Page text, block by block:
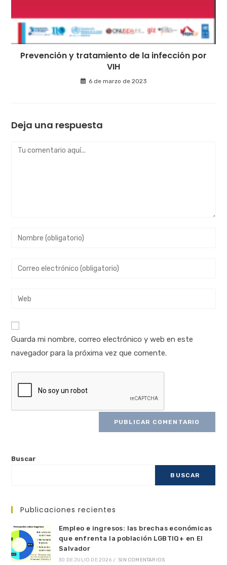
Prevención y tratamiento de la infección por
VIH
6 de marzo de 2023
Deja una respuesta
Guarda mi nombre, correo electrónico y web en este
navegador para la próxima vez que comente.
Buscar
BUSCAR
Publicaciones recientes
Empleo e ingresos: las brechas económicas
que enfrenta la población LGBTIQ+ en El
Salvador
30 DE JULIO DE 2026 / SIN COMENTARIOS